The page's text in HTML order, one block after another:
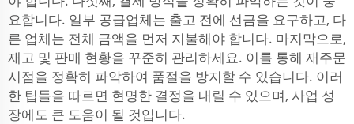
요합니다. 일부 공급업체는 출고 전에 선금을 요구하고, 다
른 업체는 전체 금액을 먼저 지불해야 합니다. 마지막으로,
재고 및 판매 현황을 꾸준히 관리하세요. 이를 통해 재주문
시점을 정확히 파악하여 품절을 방지할 수 있습니다. 이러
한 팁들을 따르면 현명한 결정을 내릴 수 있으며, 사업 성
장에도 큰 도움이 될 것입니다.